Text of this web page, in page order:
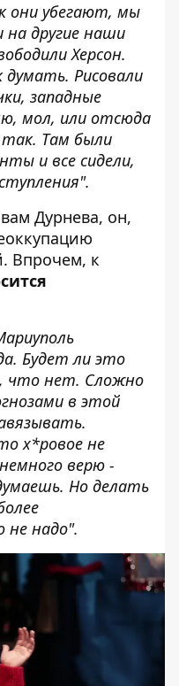
они убегают, мы
на другие наши
Херсон.
Рисовали
западные
мол, или отсюда
Там были
и все сидели,
Дурнева, он,
Впрочем, к
Будет ли это
что нет. Сложно
в этой
х*ровое не
верю -
Но делать
не надо".